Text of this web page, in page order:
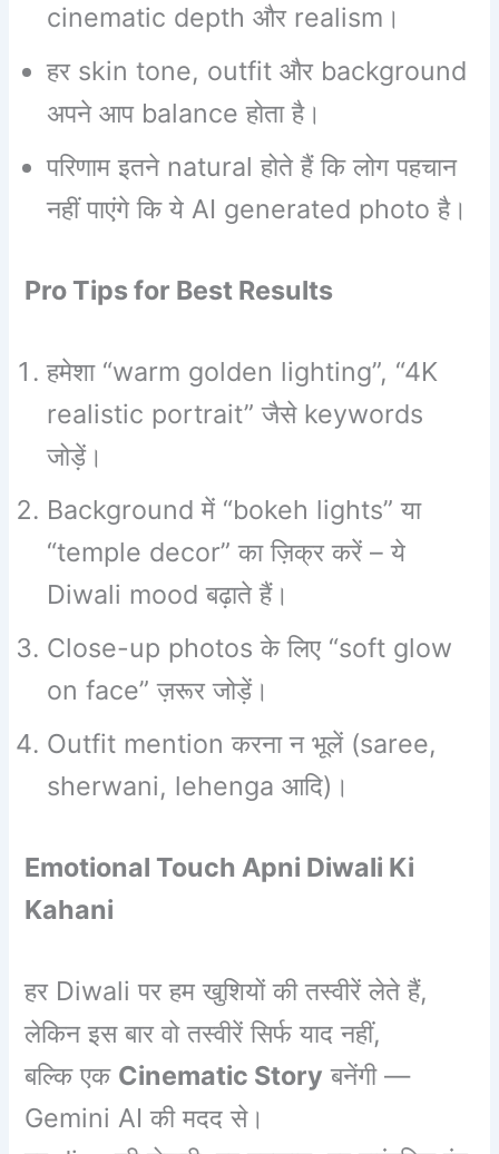
cinematic depth और realism।
हर skin tone, outfit और background
अपने आप balance होता है।
परिणाम इतने natural होते हैं कि लोग पहचान
नहीं पाएंगे कि ये AI generated photo है।
Pro Tips for Best Results
हमेशा “warm golden lighting”, “4K
realistic portrait” जैसे keywords
जोड़ें।
Background में “bokeh lights” या
“temple decor” का ज़िक्र करें – ये
Diwali mood बढ़ाते हैं।
Close-up photos के लिए “soft glow
on face” ज़रूर जोड़ें।
Outfit mention करना न भूलें (saree,
sherwani, lehenga आदि)।
Emotional Touch Apni Diwali Ki
Kahani
हर Diwali पर हम खुशियों की तस्वीरें लेते हैं,
लेकिन इस बार वो तस्वीरें सिर्फ याद नहीं,
बल्कि एक Cinematic Story बनेंगी —
Gemini AI की मदद से।